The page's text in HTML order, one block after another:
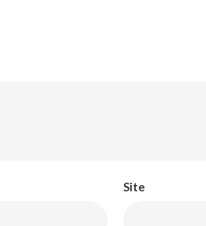
Site